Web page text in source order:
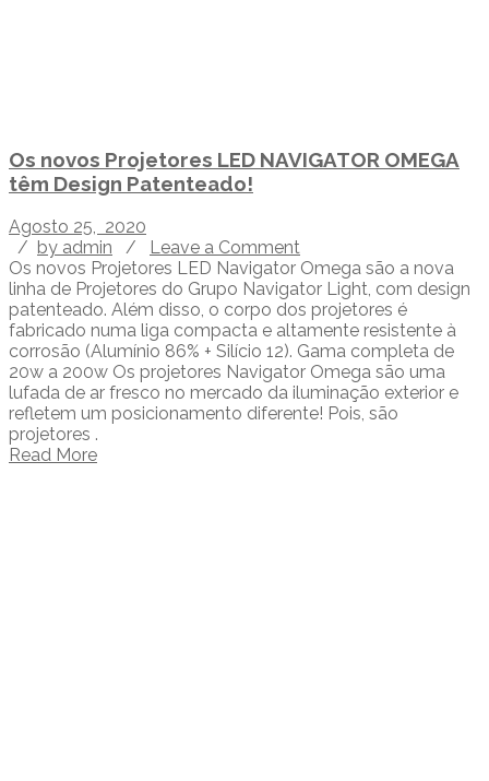
Os novos Projetores LED NAVIGATOR OMEGA
têm Design Patenteado!
Agosto 25, 2020
/ by admin /
Leave a Comment
Os novos Projetores LED Navigator Omega são a nova
linha de Projetores do Grupo Navigator Light, com design
patenteado. Além disso, o corpo dos projetores é
fabricado numa liga compacta e altamente resistente à
corrosão (Alumínio 86% + Silício 12). Gama completa de
20w a 200w Os projetores Navigator Omega são uma
lufada de ar fresco no mercado da iluminação exterior e
refletem um posicionamento diferente! Pois, são
projetores .
Read More